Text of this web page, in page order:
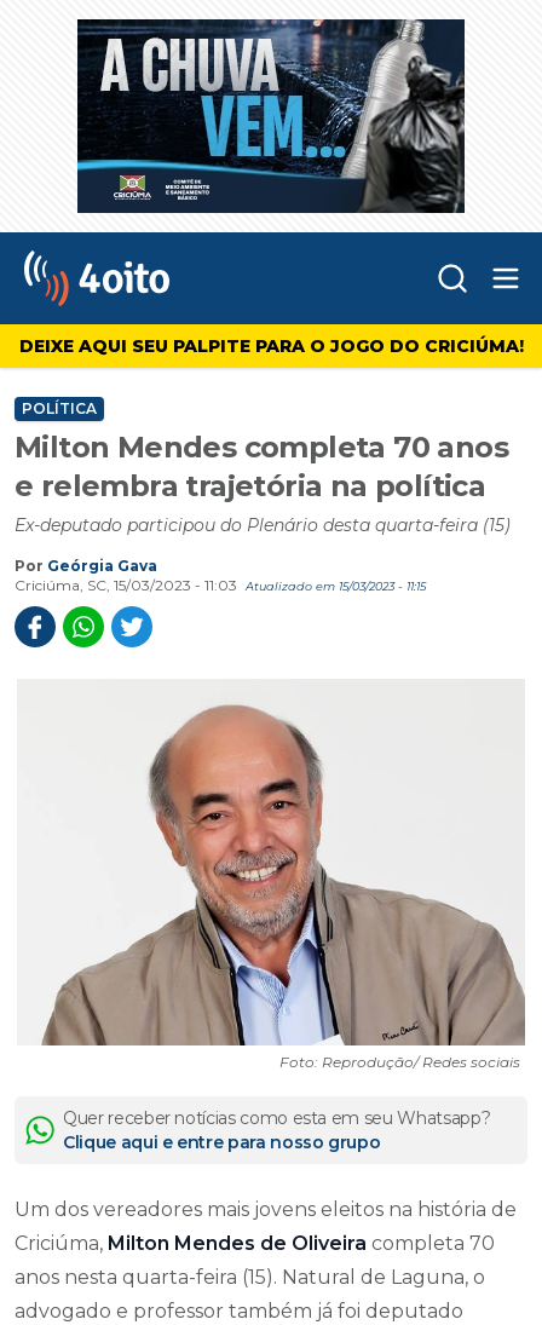
4oito
DEIXE AQUI SEU PALPITE PARA O JOGO DO CRICIÚMA!
POLÍTICA
Milton Mendes completa 70 anos
e relembra trajetória na política
Ex-deputado participou do Plenário desta quarta-feira (15)
Por Geórgia Gava
Criciúma, SC, 15/03/2023 - 11:03
Atualizado em 15/03/2023 - 11:15
Foto: Reprodução/ Redes sociais
Quer receber notícias como esta em seu Whatsapp?
Clique aqui e entre para nosso grupo
Um dos vereadores mais jovens eleitos na história de
Criciúma, Milton Mendes de Oliveira completa 70
anos nesta quarta-feira (15). Natural de Laguna, o
advogado e professor também já foi deputado